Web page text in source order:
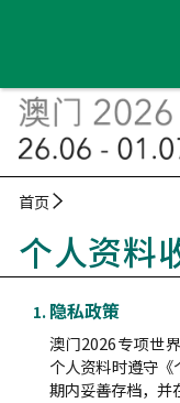
首页
个人资料
隐私政策
澳门2026专项世
个人资料时遵守
期内妥善存档，并